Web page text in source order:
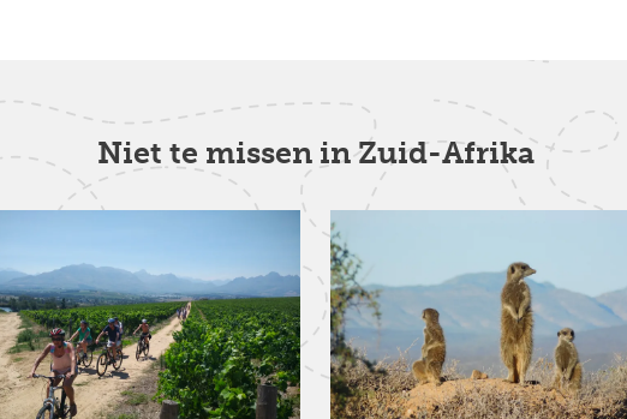
Niet te missen in Zuid-Afrika